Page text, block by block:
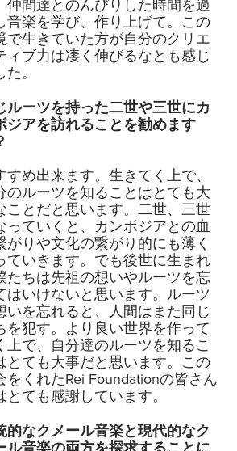
仲間達とのんびりした時間を過
音楽を学び、作り上げて。この
で生きていた方が自分のクリエ
ィブ力は凄く伸びるなとも感じ
た。
ルーツを持った二世や三世にカ
ジアを訪れることを勧めます
すめ出来ます。生きてく上で、
のルーツを知ることはとても大
ことだと思います。二世、三世
っていくと、カンボジアとの血
がりや文化の繋がり的にも薄く
ていきます。でも後世に生まれ
たちは先祖の想いやルーツを忘
はいけないと思います。ルーツ
いを忘れると、人間はまた同じ
を犯す。より良い世界を作って
上で、自分達のルーツを知るこ
とても大事だと思います。この
をくれたRei Foundationの皆さん
とても感謝しています。
的なクメール音楽と現代的なク